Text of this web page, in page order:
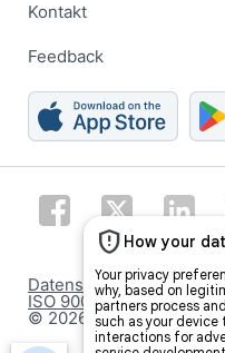
Kontakt
Feedback
© 2026 meteoblue
ISO 9001 certificate